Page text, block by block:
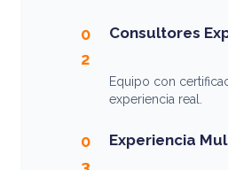
0
2
Consultores
Equipo con
experiencia real.
0
3
Experiencia